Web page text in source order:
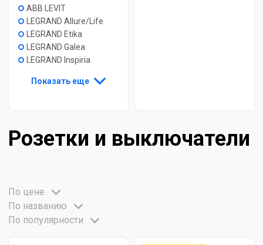
ABB LEVIT
LEGRAND Allure/Life
LEGRAND Etika
LEGRAND Galea
LEGRAND Inspiria
Показать еще
Розетки и выключатели
По цене
По названию
По популярности